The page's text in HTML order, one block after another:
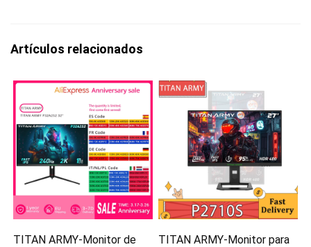
Artículos relacionados
TITAN ARMY-Monitor de
TITAN ARMY-Monitor para